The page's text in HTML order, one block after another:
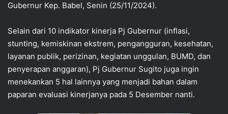
Gubernur Kep. Babel, Senin (25/11/2024).
Selain dari 10 indikator kinerja Pj Gubernur (inflasi,
stunting, kemiskinan ekstrem, pengangguran, kesehatan,
layanan publik, perizinan, kegiatan unggulan, BUMD, dan
penyerapan anggaran), Pj Gubernur Sugito juga ingin
menekankan 5 hal lainnya yang menjadi bahan dalam
paparan evaluasi kinerjanya pada 5 Desember nanti.